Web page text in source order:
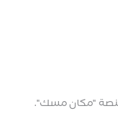
"مكان مسك".